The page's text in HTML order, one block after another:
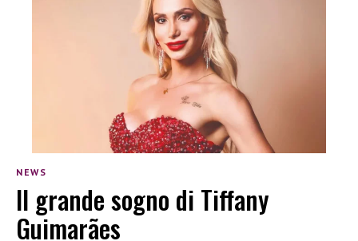
NEWS
Il grande sogno di Tiffany
Guimarães